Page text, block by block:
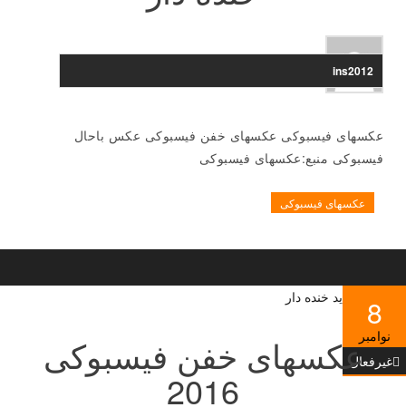
ins2012
عکسهای فیسبوکی عکسهای خفن فیسبوکی عکس باحال
فیسبوکی منبع:عکسهای فیسبوکی
عکسهای فیسبوکی
8
نوامبر
غیرفعالعکسهای خفن فیسبوکی
2016